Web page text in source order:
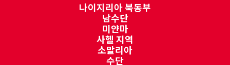
나이지리아 북동부
남수단
미얀마
사헬 지역
소말리아
수단